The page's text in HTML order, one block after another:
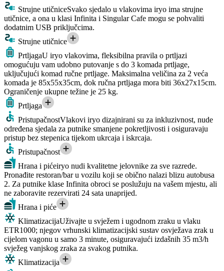
Strujne utičniceSvako sjedalo u vlakovima iryo ima strujne
utičnice, a ona u klasi Infinita i Singular Cafe mogu se pohvaliti
dodatnim USB priključcima.
Strujne utičnice
PrtljagaU iryo vlakovima, fleksibilna pravila o prtljazi
omogućuju vam udobno putovanje s do 3 komada prtljage,
uključujući komad ručne prtljage. Maksimalna veličina za 2 veća
komada je 85x55x35cm, dok ručna prtljaga mora biti 36x27x15cm.
Ograničenje ukupne težine je 25 kg.
Prtljaga
PristupačnostVlakovi iryo dizajnirani su za inkluzivnost, nude
određena sjedala za putnike smanjene pokretljivosti i osiguravaju
pristup bez stepenica tijekom ukrcaja i iskrcaja.
Pristupačnost
Hrana i pićeiryo nudi kvalitetne jelovnike za sve razrede.
Pronađite restoran/bar u vozilu koji se obično nalazi blizu autobusa
2. Za putnike klase Infinita obroci se poslužuju na vašem mjestu, ali
ne zaboravite rezervirati 24 sata unaprijed.
Hrana i piće
KlimatizacijaUživajte u svježem i ugodnom zraku u vlaku
ETR1000; njegov vrhunski klimatizacijski sustav osvježava zrak u
cijelom vagonu u samo 3 minute, osiguravajući izdašnih 35 m3/h
svježeg vanjskog zraka za svakog putnika.
Klimatizacija